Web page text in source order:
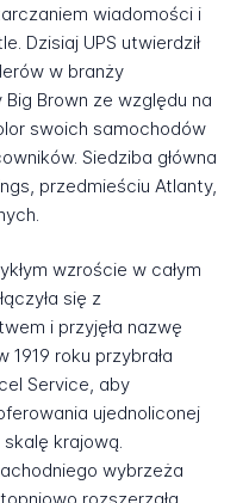
wiadomości i
Dzisiaj UPS utwierdził
w branży
Brown ze względu na
swoich samochodów
Siedziba główna
przedmieściu Atlanty,
wzroście w całym
się z
i przyjęła nazwę
1919 roku przybrała
Service, aby
ujednoliconej
krajową.
wybrzeża